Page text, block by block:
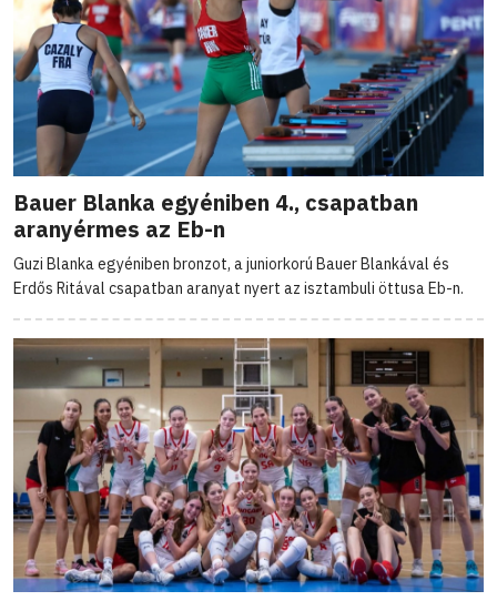
Bauer Blanka egyéniben 4., csapatban
aranyérmes az Eb-n
Guzi Blanka egyéniben bronzot, a juniorkorú Bauer Blankával és
Erdős Ritával csapatban aranyat nyert az isztambuli öttusa Eb-n.